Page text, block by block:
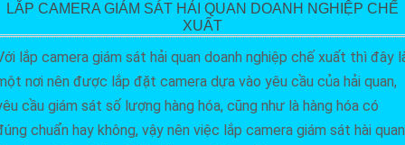
LẮP CAMERA GIÁM SÁT HẢI QUAN DOANH NGHIỆP CHẾ
XUẤT
lắp camera giám sát hải quan doanh nghiệp chế xuất thì đây
nơi nên được lắp đặt camera dựa vào yêu cầu của hải quan,
cầu giám sát số lượng hàng hóa, cũng như là hàng hóa có
chuẩn hay không, vậy nên việc lắp camera giám sát hài quan